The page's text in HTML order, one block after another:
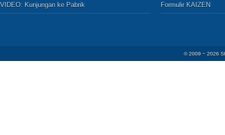
VIDEO: Kunjungan ke Pabrik Formulir KAIZEN
© 2009 ~ 2026